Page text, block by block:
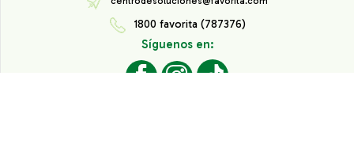
1800 favorita (787376)
Síguenos en: